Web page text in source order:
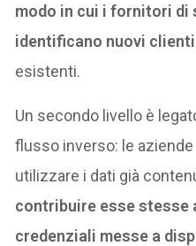
modo in cui i fornitori di
identificano nuovi clienti
esistenti.
Un secondo livello è
flusso inverso: le
utilizzare i dati già
contribuire esse stesse
credenziali messe a